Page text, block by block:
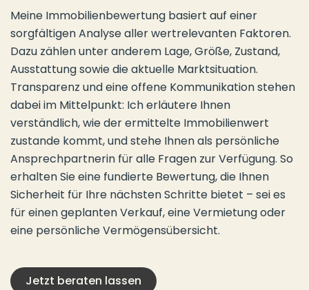
Meine Immobilienbewertung basiert auf einer
sorgfältigen Analyse aller wertrelevanten Faktoren.
Dazu zählen unter anderem Lage, Größe, Zustand,
Ausstattung sowie die aktuelle Marktsituation.
Transparenz und eine offene Kommunikation stehen
dabei im Mittelpunkt: Ich erläutere Ihnen
verständlich, wie der ermittelte Immobilienwert
zustande kommt, und stehe Ihnen als persönliche
Ansprechpartnerin für alle Fragen zur Verfügung. So
erhalten Sie eine fundierte Bewertung, die Ihnen
Sicherheit für Ihre nächsten Schritte bietet – sei es
für einen geplanten Verkauf, eine Vermietung oder
eine persönliche Vermögensübersicht.
Jetzt beraten lassen